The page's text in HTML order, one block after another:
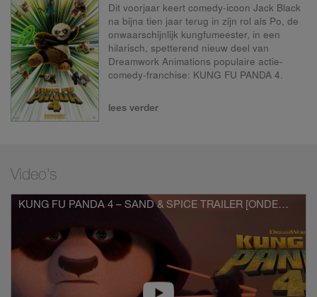
Dit voorjaar keert comedy-icoon Jack Black
na bijna tien jaar terug in zijn rol als Po, de
onwaarschijnlijk kungfumeester, in een
hilarisch, spetterend nieuw deel van
Dreamwork Animations populaire actie-
comedy-franchise: KUNG FU PANDA 4.
Na drie levensgevaarlijke avonturen waarin
hij de grootste schurken ter wereld verslaat
spiritueel leider van de Vredesvallei.
Dat brengt wel wat problemen met zich mee.
Ten eerste weet Po net zo veel over
spiritueel leiderschap als over diëten. En ten
tweede moet hij heel snel een nieuwe
Drakenkrijger vinden en trainen voor hij zijn
nieuwe positie kan innemen.
lees verder
Video's
KUNG FU PANDA 4 – SAND & SPICE TRAILER [ONDERTITELD]